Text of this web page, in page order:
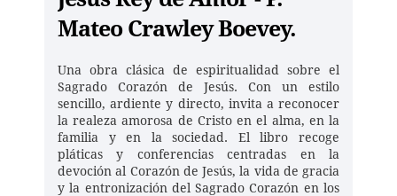
Mateo Crawley Boevey.
Una obra clásica de espiritualidad sobre el
Sagrado Corazón de Jesús. Con un estilo
sencillo, ardiente y directo, invita a reconocer
la realeza amorosa de Cristo en el alma, en la
familia y en la sociedad. El libro recoge
pláticas y conferencias centradas en la
devoción al Corazón de Jesús, la vida de gracia
y la entronización del Sagrado Corazón en los